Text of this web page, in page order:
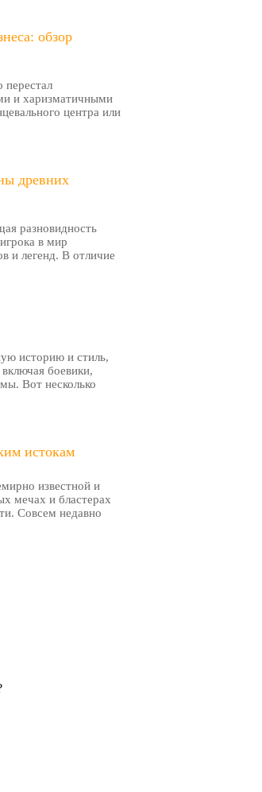
обзор
и харизматичными
центра или
древних
разновидность
в мир
и легенд. В отличие
историю и стиль,
боевики,
Вот несколько
истокам
известной и
мечах и бластерах
Совсем недавно